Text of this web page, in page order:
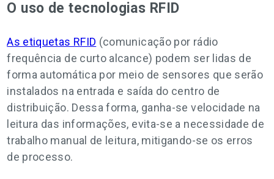
O uso de tecnologias RFID
As etiquetas RFID (comunicação por rádio
frequência de curto alcance) podem ser lidas de
forma automática por meio de sensores que serão
instalados na entrada e saída do centro de
distribuição. Dessa forma, ganha-se velocidade na
leitura das informações, evita-se a necessidade de
trabalho manual de leitura, mitigando-se os erros
de processo.